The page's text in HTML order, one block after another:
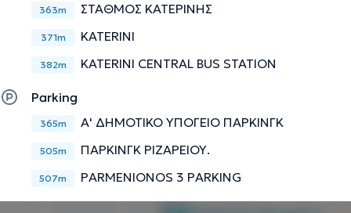
363m ΣΤΑΘΜΟΣ ΚΑΤΕΡΙΝΗΣ
371m KATERINI
382m KATERINI CENTRAL BUS STATION
Parking
365m Α' ΔΗΜΟΤΙΚΟ ΥΠΟΓΕΙΟ ΠΑΡΚΙΝΓΚ
505m ΠΑΡΚΙΝΓΚ ΡΙΖΑΡΕΙΟΥ.
507m PARMENIONOS 3 PARKING